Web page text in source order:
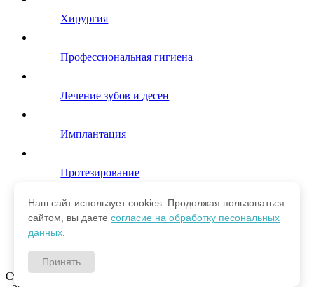
Хирургия
Профессиональная гигиена
Лечение зубов и десен
Имплантация
Протезирование
Ортодонтия
Эстетическая стоматология
Стоматологическая клиника "Глобал Дент" © Copyright 2009
Наш сайт использует cookies. Продолжая пользоваться
сайтом, вы даете согласие на обработку песональных
данных
Принять